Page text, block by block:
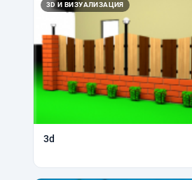
3D И ВИЗУАЛИЗАЦИЯ
3d